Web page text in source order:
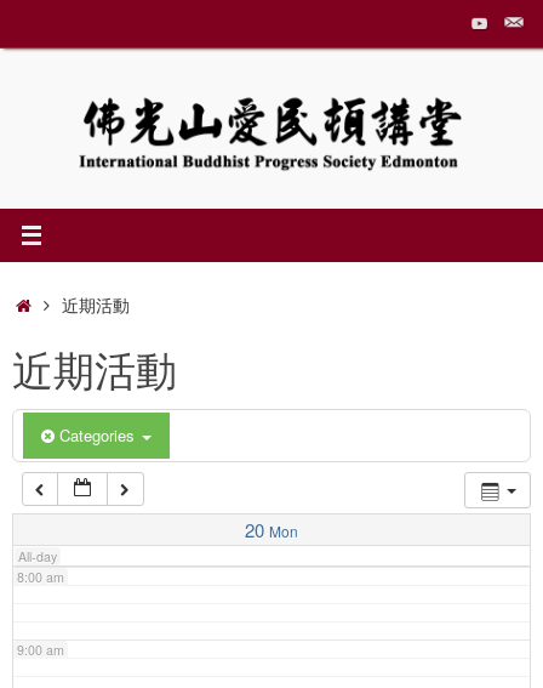
to
Home近期活動
近期活動
Categories
20 Mon
All-day
3:00 am
5:00 am
6:00 am
7:00 am
8:00 am
9:00 am